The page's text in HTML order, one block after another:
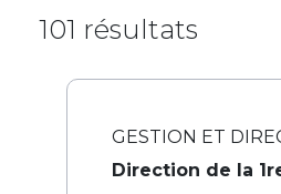
101 résultats
GESTION ET
Direction de la